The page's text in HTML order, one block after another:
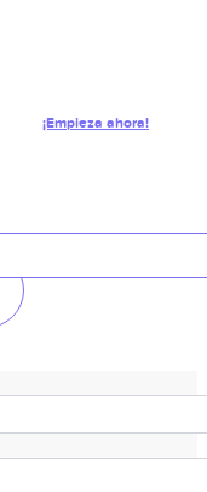
¡Empieza ahora!